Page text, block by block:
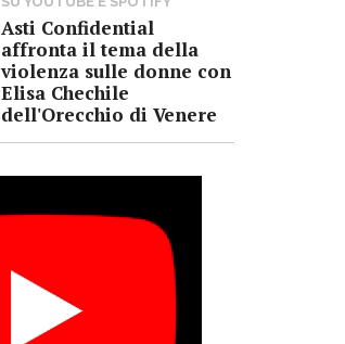
Asti Confidential
affronta il tema della
violenza sulle donne con
Elisa Chechile
dell'Orecchio di Venere